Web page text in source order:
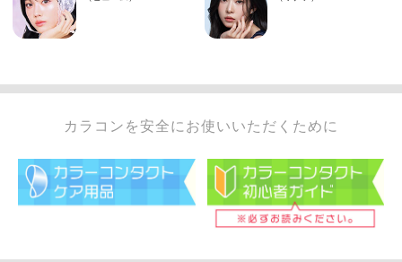
カラコンを安全にお使いいただくために